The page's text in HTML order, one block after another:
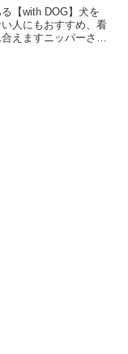
【with DOG】犬を
人にもおすすめ、看
えますニッパーさん
はドッグカフェ初デ